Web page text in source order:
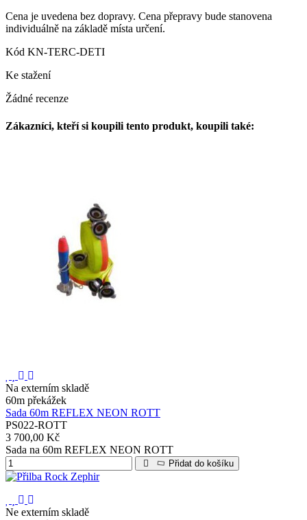
Cena je uvedena bez dopravy. Cena přepravy bude stanovena
individuálně na základě místa určení.
Kód KN-TERC-DETI
Ke stažení
Žádné recenze
Zákazníci, kteří si koupili tento produkt, koupili také:
Na externím skladě
60m překážek
Sada 60m REFLEX NEON ROTT
PS022-ROTT
3 700,00 Kč
Sada na 60m REFLEX NEON ROTT
Přidat do košíku
Ne externím skladě